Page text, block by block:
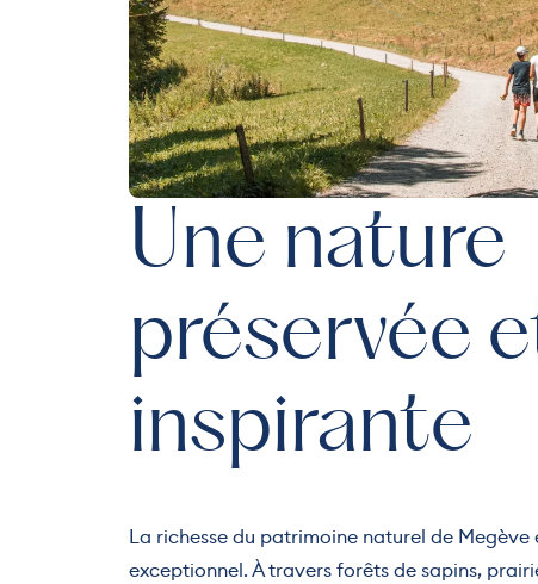
Une nature
préservée
inspirante
La richesse du patrimoine naturel de
exceptionnel. À travers forêts de sapins,